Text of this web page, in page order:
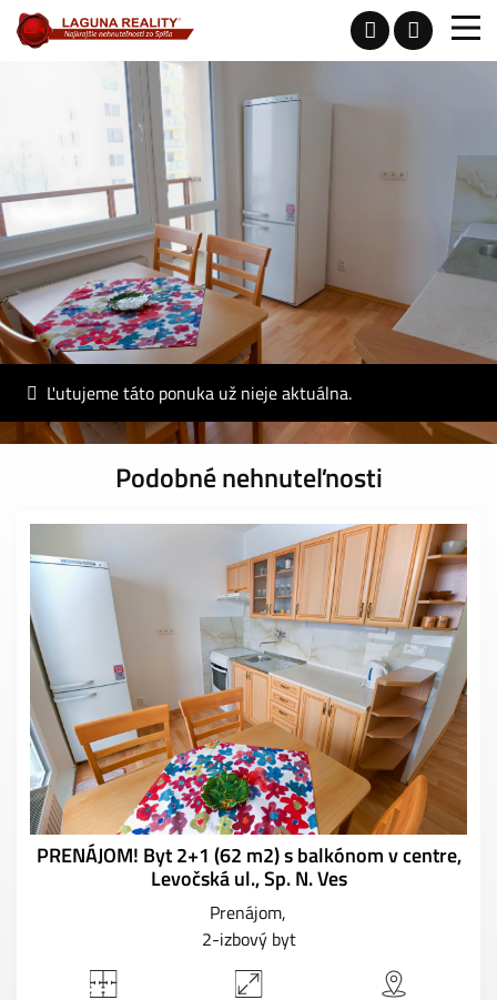
Ľutujeme táto ponuka už nieje aktuálna.
Podobné nehnuteľnosti
PRENÁJOM! Byt 2+1 (62 m2) s balkónom v centre,
Levočská ul., Sp. N. Ves
Prenájom
2-izbový byt